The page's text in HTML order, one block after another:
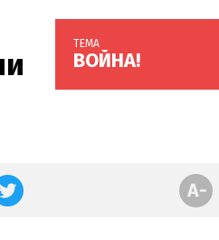
ТЕМА
ВОЙНА!